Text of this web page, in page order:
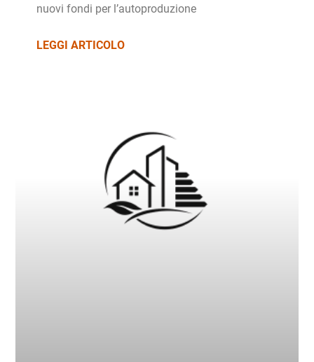
nuovi fondi per l’autoproduzione
LEGGI ARTICOLO